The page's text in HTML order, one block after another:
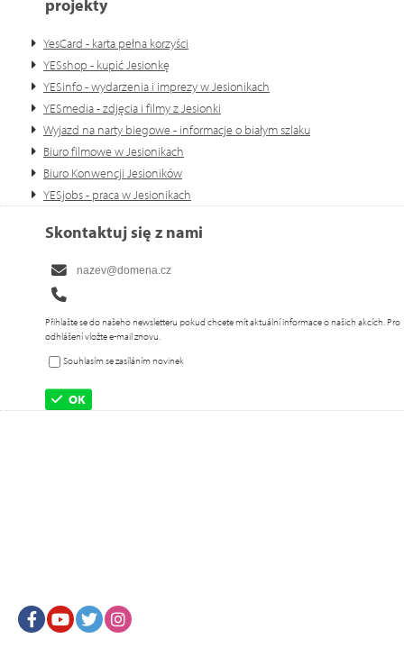
projekty
YesCard - karta pełna korzyści
YESshop - kupić Jesionkę
YESinfo - wydarzenia i imprezy w Jesionikach
YESmedia - zdjęcia i filmy z Jesionki
Wyjazd na narty biegowe - informacje o białym szlaku
Biuro filmowe w Jesionikach
Biuro Konwencji Jesioników
YESjobs - praca w Jesionikach
Skontaktuj się z nami
Přihlašte se do našeho newsletteru pokud chcete mít aktuální informace o našich akcích. Pro
odhlášení vložte e-mail znovu.
Souhlasím se zasíláním novinek
OK
FacebookYoutubeTwitter